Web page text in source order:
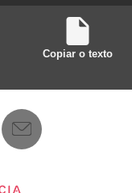
Copiar o texto